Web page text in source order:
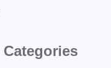
Categories